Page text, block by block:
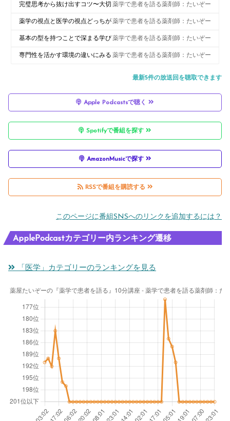
戦略
完璧思考から抜け出すコツ〜大切
なのは患者をみる時間軸
薬学で患者を語る薬剤師：たいぞー
薬学の視点と医学の視点どっちが
いいのかな？
薬学で患者を語る薬剤師：たいぞー
基本の型を持つことで深まる学び
と思考
薬学で患者を語る薬剤師：たいぞー
専門性を活かす環境の違いにみる 薬学で患者を語る薬剤師：たいぞー
最新5件の放送回を聴取できます
Apple Podcastsで聴く
Spotifyで番組を探す
AmazonMusicで探す
RSSで番組を購読する
このページに番組SNSへのリンクを追加するには？
ApplePodcastカテゴリー内ランキング遷移
「医学」カテゴリーのランキングを見る